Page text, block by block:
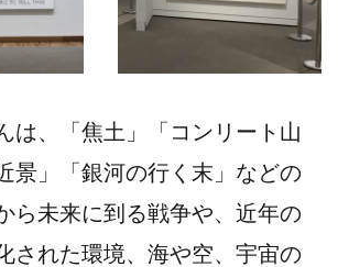
は、「焦土」「コンリート山
景」「銀河の行く末」などの
ら未来に到る戦争や、近年の
された環境、海や空、宇宙の